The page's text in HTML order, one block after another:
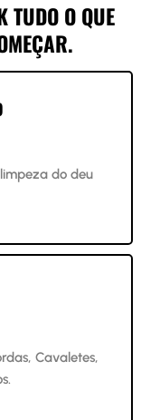
TUDO O QUE
do deu
Cavaletes,